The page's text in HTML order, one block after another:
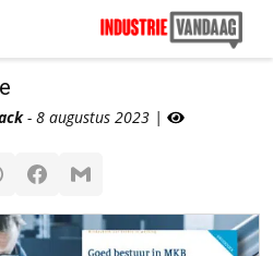
- 8 augustus 2023 |